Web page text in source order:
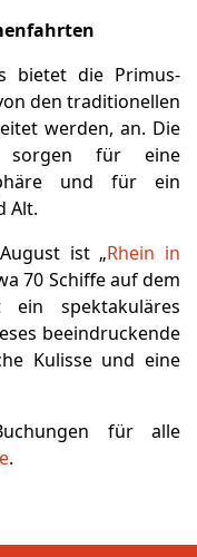
bietet die Primus-
den traditionellen
werden, an. Die
sorgen für eine
und für ein
Alt.
ist „Rhein in
70 Schiffe auf dem
ein spektakuläres
beeindruckende
Kulisse und eine
für alle
.